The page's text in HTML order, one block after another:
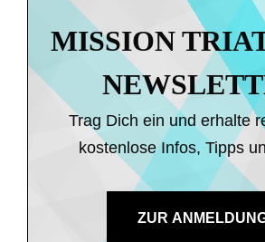
MISSION
Trag Dich ein und erhalte
kostenlose Infos, Tipps
ZUR